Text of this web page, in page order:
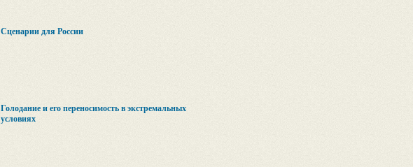
Сценарии для России
Голодание и его переносимость в экстремальных
условиях